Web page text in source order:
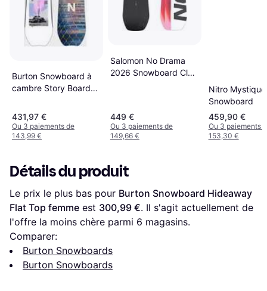
Burton Snowboard à
cambre Story Board
431,97 €
Ou 3 paiements de
143,99 €
Salomon No Drama
2026 Snowboard Clair
449 €
Ou 3 paiements de
149,66 €
Nitro
Snowboard
459,90 €
Ou 3 paiements
153,30 €
Détails du produit
Le prix le plus bas pour Burton Snowboard Hideaway
Flat Top femme est 300,99 €. Il s'agit actuellement de
l'offre la moins chère parmi 6 magasins.
Comparer:
Burton Snowboards
Burton Snowboards